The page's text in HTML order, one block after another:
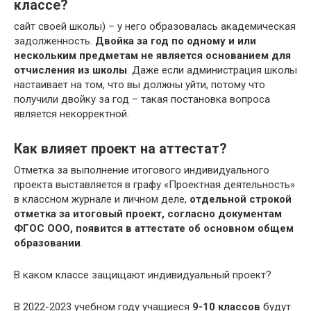
классе?
сайт своей школы) – у него образовалась академическая
задолженность. Двойка за год по одному и или
нескольким предметам не является основанием для
отчисления из школы. Даже если администрация школы
настаивает на том, что вы должны уйти, потому что
получили двойку за год – такая постановка вопроса
является некорректной.
Как влияет проект на аттестат?
Отметка за выполнение итогового индивидуального
проекта выставляется в графу «Проектная деятельность»
в классном журнале и личном деле, отдельной строкой
отметка за итоговый проект, согласно документам
ФГОС ООО, появится в аттестате об основном общем
образовании.
В каком классе защищают индивидуальный проект?
В 2022-2023 учебном году учащиеся 9-10 классов будут